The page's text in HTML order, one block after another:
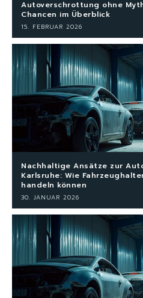
Autoverschrottung ohne
Chancen im Überblick
15. FEBRUAR 2026
Nachhaltige Ansätze zur
Karlsruhe: Wie
handeln können
30. JANUAR 2026